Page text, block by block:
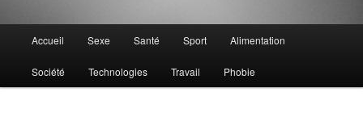
principal
Accueil Sexe Santé Sport Alimentation
Société Technologies Travail Phobie